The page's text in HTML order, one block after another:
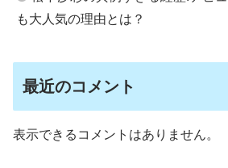
も大人気の理由とは？
最近のコメント
表示できるコメントはありません。